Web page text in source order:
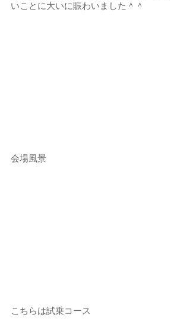
いことに大いに賑わいました＾＾
会場風景
こちらは試乗コース